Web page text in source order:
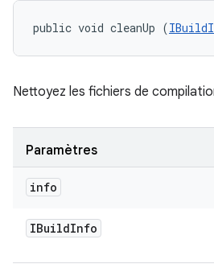
public void cleanUp (
Nettoyez les fichiers de
Paramètres
info
IBuildInfo